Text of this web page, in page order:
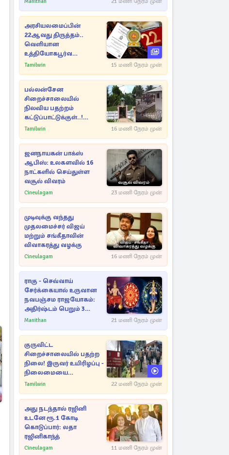
அரசியலமைப்பின்
22ஆவது திருத்தம்..
வெளியான
உத்தியோகபூர்வ
அறிவிப்பு!
Tamilwin 15 மணி நேரம் முன்
பல்லன்சேன
சிறைச்சாலையில்
நிலவிய பதற்றம்
கட்டுப்பாட்டுக்குள்..!
அதிரடியாக களமிறங்கிய
Tamilwin 16 மணி நேரம் முன்
ஜனநாயகன் பாக்ஸ்
ஆபிஸ்: உலகளவில் 16
நாட்களில் செய்துள்ள
வசூல் விவரம்
Cineulagam 23 மணி நேரம் முன்
முடிவுக்கு வந்தது
முதலமைச்சர் விஜய்
மற்றும் சங்கீதாவின்
விவாகரத்து வழக்கு
Cineulagam 16 மணி நேரம் முன்
ராகு - செவ்வாய்
சேர்க்கையால் உருவான
நவபஞ்சம ராஜயோகம்:
அதிர்ஷ்டம் பெறும் 3
ராசிகள்!
Manithan 21 மணி நேரம் முன்
குருவிட்ட
சிறைச்சாலையில் பதற்ற
நிலை! இருவர் உயிரிழப்பு -
நிலைமையை
கட்டுப்படுத்த பொலிஸார்
Tamilwin 22 மணி நேரம் முன்
அது நடந்தால் ரஜினி
உடனே ரூ.1 கோடி
கொடுப்பார்: லதா
ரஜினிகாந்த்
Cineulagam 11 மணி நேரம் முன்